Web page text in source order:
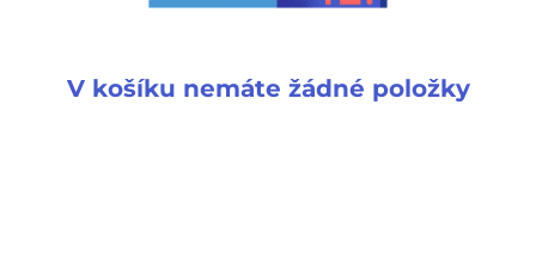
V košíku nemáte žádné položky